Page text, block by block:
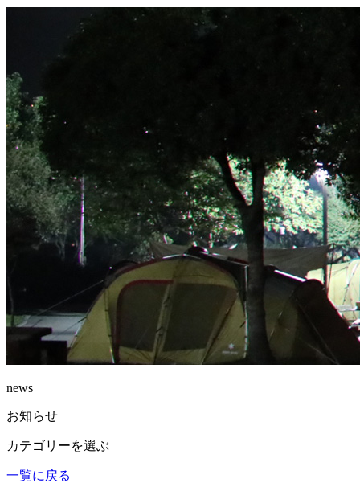
news
お知らせ
カテゴリーを選ぶ
一覧に戻る